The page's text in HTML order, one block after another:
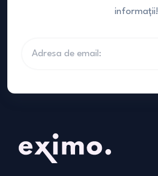
informații!